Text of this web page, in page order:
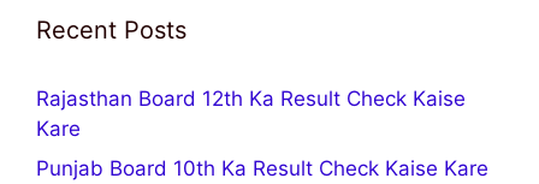
Recent Posts
Rajasthan Board 12th Ka Result Check Kaise
Kare
Punjab Board 10th Ka Result Check Kaise Kare